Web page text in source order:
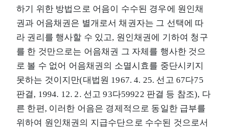
하기 위한 방법으로 어음이 수수된 경우에 원인채
권과 어음채권은 별개로서 채권자는 그 선택에 따
라 권리를 행사할 수 있고, 원인채권에 기하여 청구
를 한 것만으로는 어음채권 그 자체를 행사한 것으
로 볼 수 없어 어음채권의 소멸시효를 중단시키지
못하는 것이지만(대법원 1967. 4. 25. 선고 67다75
판결, 1994. 12. 2. 선고 93다59922 판결 등 참조), 다
른 한편, 이러한 어음은 경제적으로 동일한 급부를
위하여 원인채권의 지급수단으로 수수된 것으로서